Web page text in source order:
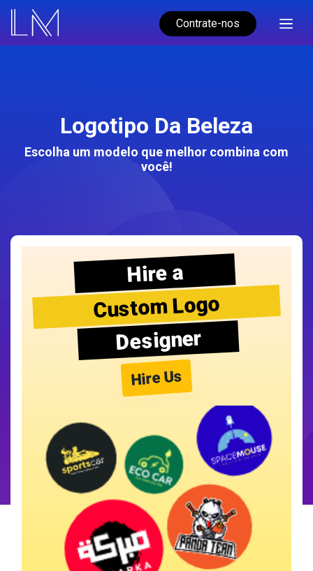
Contrate-nos
Logotipo Da Beleza
Escolha um modelo que melhor combina com
você!
Hire a
Custom Logo
Designer
Hire Us